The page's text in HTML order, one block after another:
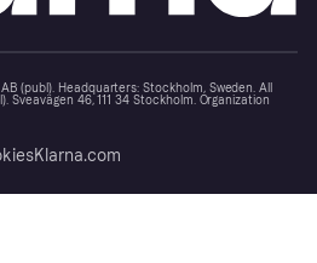
(publ). Headquarters: Stockholm, Sweden. All
Sveavägen 46, 111 34 Stockholm. Organization
Klarna.com